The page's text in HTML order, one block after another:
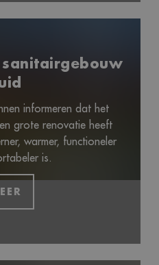
informeren dat het
grote renovatie heeft
warmer, functioneler
is.